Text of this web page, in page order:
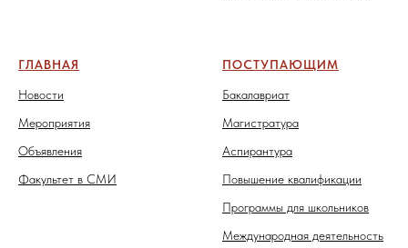
ГЛАВНАЯ
Новости
Мероприятия
Объявления
Факультет в СМИ
ПОСТУПАЮЩИМ
Бакалавриат
Магистратура
Аспирантура
Повышение квалификации
Программы для школьников
Международная деятельность